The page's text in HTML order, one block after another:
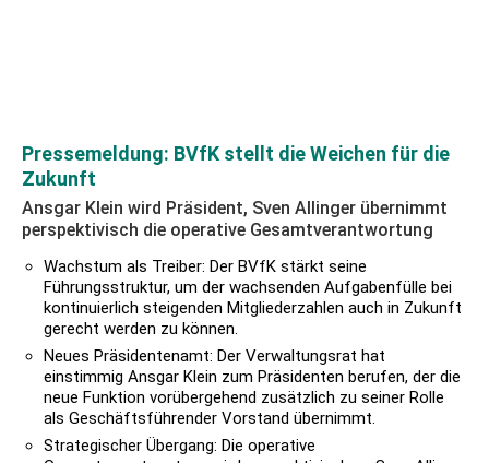
Pressemeldung: BVfK stellt die Weichen für die
Zukunft
Ansgar Klein wird Präsident, Sven Allinger übernimmt
perspektivisch die operative Gesamtverantwortung
Wachstum als Treiber: Der BVfK stärkt seine
Führungsstruktur, um der wachsenden Aufgabenfülle bei
kontinuierlich steigenden Mitgliederzahlen auch in Zukunft
gerecht werden zu können.
Neues Präsidentenamt: Der Verwaltungsrat hat
einstimmig Ansgar Klein zum Präsidenten berufen, der die
neue Funktion vorübergehend zusätzlich zu seiner Rolle
als Geschäftsführender Vorstand übernimmt.
Strategischer Übergang: Die operative